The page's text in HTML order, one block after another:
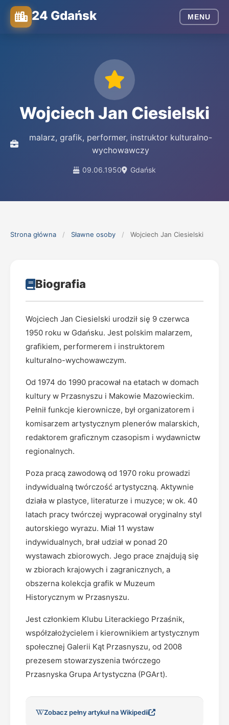
24 Gdańsk MENU
Wojciech Jan Ciesielski
malarz, grafik, performer, instruktor kulturalno-
wychowawczy
09.06.1950 Gdańsk
Strona główna / Sławne osoby / Wojciech Jan Ciesielski
Biografia
Wojciech Jan Ciesielski urodził się 9 czerwca
1950 roku w Gdańsku. Jest polskim malarzem,
grafikiem, performerem i instruktorem
kulturalno-wychowawczym.
Od 1974 do 1990 pracował na etatach w domach
kultury w Przasnyszu i Makowie Mazowieckim.
Pełnił funkcje kierownicze, był organizatorem i
komisarzem artystycznym plenerów malarskich,
redaktorem graficznym czasopism i wydawnictw
regionalnych.
Poza pracą zawodową od 1970 roku prowadzi
indywidualną twórczość artystyczną. Aktywnie
działa w plastyce, literaturze i muzyce; w ok. 40
latach pracy twórczej wypracował oryginalny styl
autorskiego wyrazu. Miał 11 wystaw
indywidualnych, brał udział w ponad 20
wystawach zbiorowych. Jego prace znajdują się
w zbiorach krajowych i zagranicznych, a
obszerna kolekcja grafik w Muzeum
Historycznym w Przasnyszu.
Jest członkiem Klubu Literackiego Przaśnik,
współzałożycielem i kierownikiem artystycznym
społecznej Galerii Kąt Przasnyszu, od 2008
prezesem stowarzyszenia twórczego
Przasnyska Grupa Artystyczna (PGArt).
Zobacz pełny artykuł na Wikipedii